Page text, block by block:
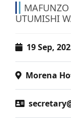
UTUMISHI
19 Sep,
Morena